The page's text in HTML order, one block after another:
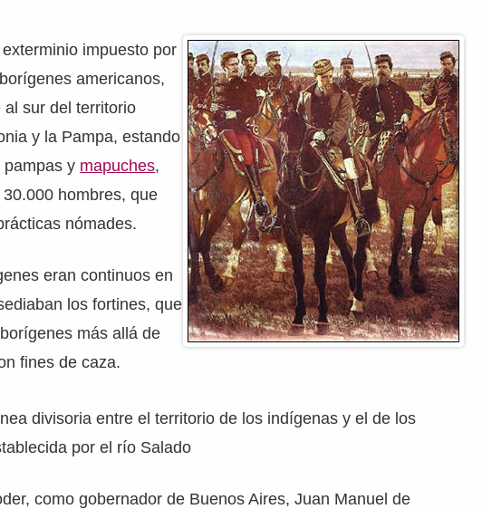
impuesto por
americanos,
sur del territorio
y la Pampa, estando
pampas y mapuches,
hombres, que
nómades.
eran continuos en
los fortines, que
más allá de
fines de caza.
divisoria entre el territorio de los indígenas y el de los
por el río Salado
como gobernador de Buenos Aires, Juan Manuel de